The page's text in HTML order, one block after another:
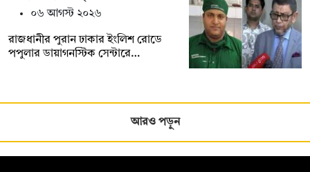
০৬ আগস্ট ২০২৬
রাজধানীর পুরান ঢাকার ইংলিশ রোডে
পপুলার ডায়াগনস্টিক সেন্টারে…
আরও পড়ুন